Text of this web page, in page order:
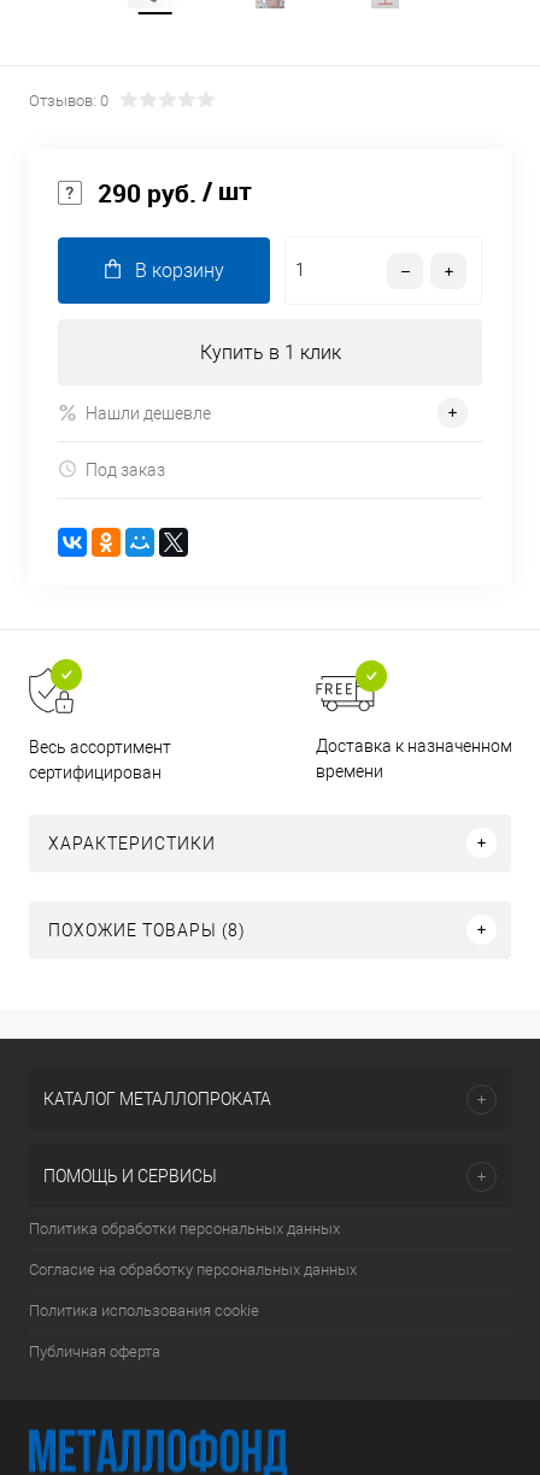
Отзывов: 0
290 руб. / шт
В корзину
Купить в 1 клик
Нашли дешевле
Под заказ
Весь ассортимент
сертифицирован
Доставка к назначенному
времени
ХАРАКТЕРИСТИКИ
ПОХОЖИЕ ТОВАРЫ (8)
КАТАЛОГ МЕТАЛЛОПРОКАТА
ПОМОЩЬ И СЕРВИСЫ
Политика обработки персональных данных
Согласие на обработку персональных данных
Политика использования cookie
Публичная оферта